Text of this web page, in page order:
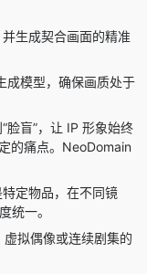
生成契合画面的精准
成模型，确保画质处于
脸盲”，让 IP 形象始终
的痛点。NeoDomain
定物品，在不同镜
统一。
拟偶像或连续剧集的